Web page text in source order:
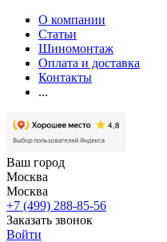
О компании
Статьи
Шиномонтаж
Оплата и доставка
Контакты
...
Ваш город
Москва
Москва
+7 (499) 288-85-56
Заказать звонок
Войти